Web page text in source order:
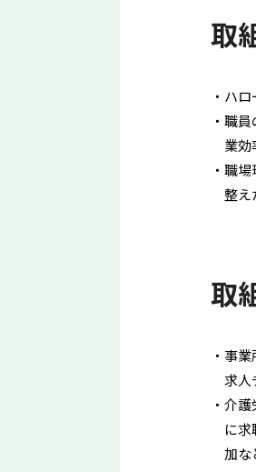
取
ハロ
職員
業効
職場
整え
取
事業
求人
介護
に
加な